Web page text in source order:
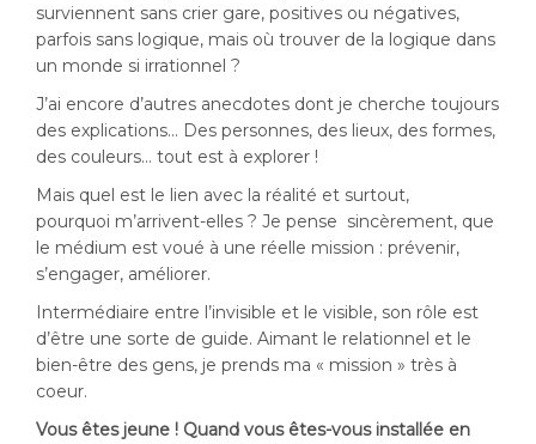
surviennent sans crier gare, positives ou négatives,
parfois sans logique, mais où trouver de la logique dans
un monde si irrationnel ?
J’ai encore d’autres anecdotes dont je cherche toujours
des explications… Des personnes, des lieux, des formes,
des couleurs… tout est à explorer !
Mais quel est le lien avec la réalité et surtout,
pourquoi m’arrivent-elles ? Je pense sincèrement, que
le médium est voué à une réelle mission : prévenir,
s’engager, améliorer.
Intermédiaire entre l’invisible et le visible, son rôle est
d’être une sorte de guide. Aimant le relationnel et le
bien-être des gens, je prends ma « mission » très à
coeur.
Vous êtes jeune ! Quand vous êtes-vous installée en